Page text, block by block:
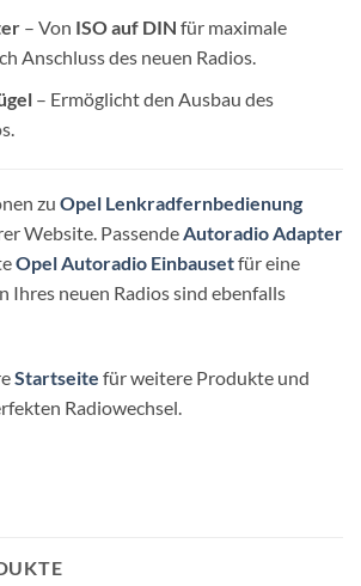
– Von ISO auf DIN für maximale
Anschluss des neuen Radios.
– Ermöglicht den Ausbau des
zu Opel Lenkradfernbedienung
Website. Passende Autoradio Adapter
Opel Autoradio Einbausetfür eine
Ihres neuen Radios sind ebenfalls
Startseite für weitere Produkte und
Radiowechsel.